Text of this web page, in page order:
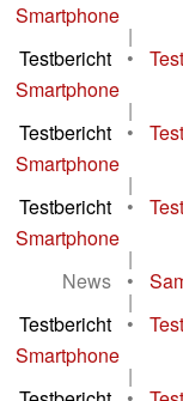
Smartphone
|
Testbericht
•
Smartphone
|
Testbericht
•
Smartphone
|
Testbericht
•
Smartphone
|
News
•
|
Testbericht
•
Smartphone
|